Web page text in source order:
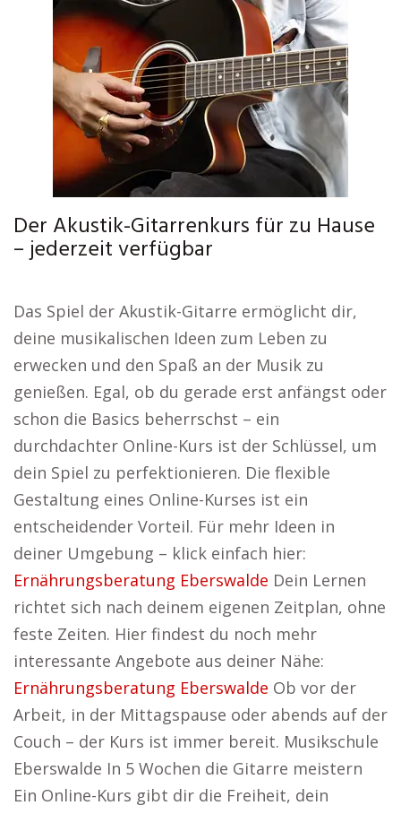
Der Akustik-Gitarrenkurs für zu Hause
– jederzeit verfügbar
Das Spiel der Akustik-Gitarre ermöglicht dir,
deine musikalischen Ideen zum Leben zu
erwecken und den Spaß an der Musik zu
genießen. Egal, ob du gerade erst anfängst oder
schon die Basics beherrschst – ein
durchdachter Online-Kurs ist der Schlüssel, um
dein Spiel zu perfektionieren. Die flexible
Gestaltung eines Online-Kurses ist ein
entscheidender Vorteil. Für mehr Ideen in
deiner Umgebung – klick einfach hier:
Ernährungsberatung Eberswalde Dein Lernen
richtet sich nach deinem eigenen Zeitplan, ohne
feste Zeiten. Hier findest du noch mehr
interessante Angebote aus deiner Nähe:
Ernährungsberatung Eberswalde Ob vor der
Arbeit, in der Mittagspause oder abends auf der
Couch – der Kurs ist immer bereit. Musikschule
Eberswalde In 5 Wochen die Gitarre meistern
Ein Online-Kurs gibt dir die Freiheit, dein